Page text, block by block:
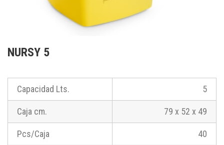
NURSY 5
Capacidad Lts. 5
Caja cm. 79 x 52 x 49
Pcs/Caja 40